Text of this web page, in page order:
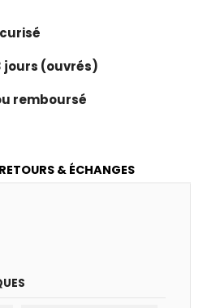
jours (ouvrés)
remboursé
RETOURS & ÉCHANGES